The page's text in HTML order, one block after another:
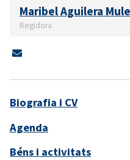
Maribel Aguilera
Regidora
Biografia i CV
Agenda
Béns i activitats